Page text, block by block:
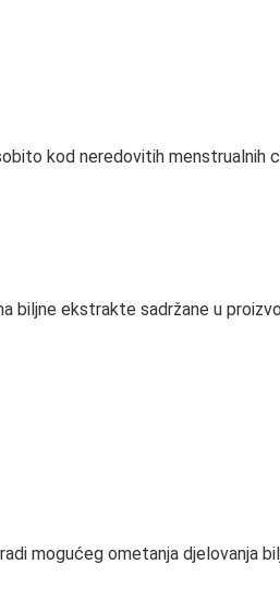
kod neredovitih menstrualnih
biljne ekstrakte sadržane u
mogućeg ometanja djelovanja